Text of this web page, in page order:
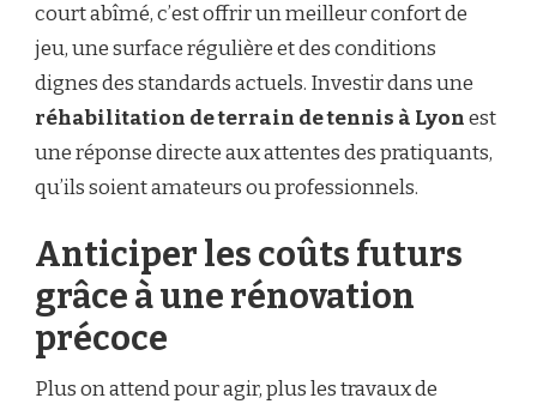
court abîmé, c’est offrir un meilleur confort de
jeu, une surface régulière et des conditions
dignes des standards actuels. Investir dans une
réhabilitation de terrain de tennis à Lyonest
une réponse directe aux attentes des pratiquants,
qu’ils soient amateurs ou professionnels.
Anticiper les coûts futurs
grâce à une rénovation
précoce
Plus on attend pour agir, plus les travaux de